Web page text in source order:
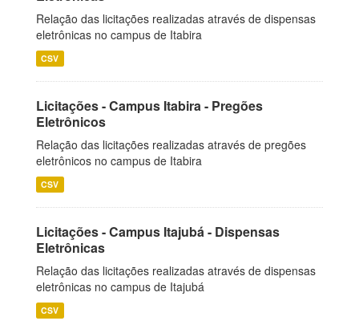
Relação das licitações realizadas através de dispensas
eletrônicas no campus de Itabira
CSV
Licitações - Campus Itabira - Pregões
Eletrônicos
Relação das licitações realizadas através de pregões
eletrônicos no campus de Itabira
CSV
Licitações - Campus Itajubá - Dispensas
Eletrônicas
Relação das licitações realizadas através de dispensas
eletrônicas no campus de Itajubá
CSV